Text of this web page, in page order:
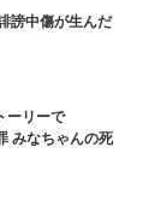
謗中傷が生んだ
ーリーで
みなちゃんの死